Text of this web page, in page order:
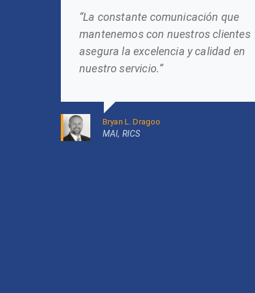
“La constante comunicación que
mantenemos con nuestros clientes
asegura la excelencia y calidad en
nuestro servicio.”
Bryan L. Dragoo
MAI, RICS